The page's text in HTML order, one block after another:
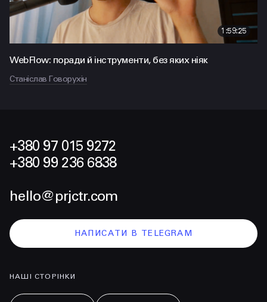
1:59:25
WebFlow: поради й інструменти, без яких ніяк
Станіслав Говорухін
+380 97 015 9272
+380 99 236 6838
hello@prjctr.com
НАПИСАТИ В TELEGRAM
НАШІ СТОРІНКИ